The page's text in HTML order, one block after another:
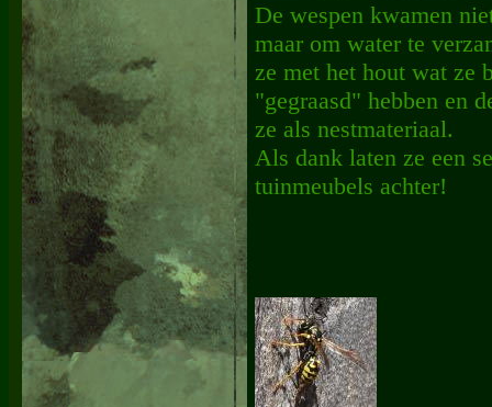
De wespen kwamen
maar om water te
ze met het hout wat ze
"gegraasd" hebben en
ze als nestmateriaal.
Als dank laten ze een
tuinmeubels achter!